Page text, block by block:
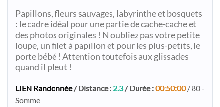
Papillons, fleurs sauvages, labyrinthe et bosquets
: le cadre idéal pour une partie de cache-cache et
des photos originales ! N'oubliez pas votre petite
loupe, un filet à papillon et pour les plus-petits, le
porte bébé ! Attention toutefois aux glissades
quand il pleut !
LIEN Randonnée/ Distance : 2.3/ Durée :00:50:00/ 80 -
Somme